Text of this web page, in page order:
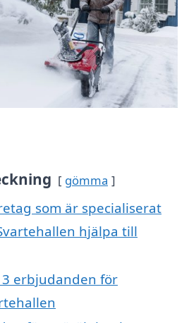
gömma
som är specialiserat
hjälpa till
erbjudanden för